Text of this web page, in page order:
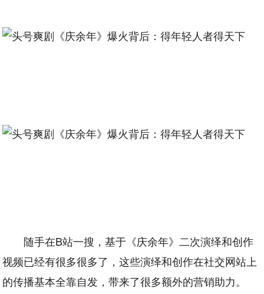
随手在B站一搜，基于《庆余年》二次演绎和创作
视频已经有很多很多了，这些演绎和创作在社交网站上
的传播基本全靠自发，带来了很多额外的营销助力。